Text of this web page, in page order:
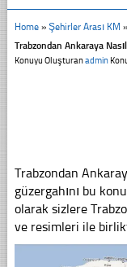
Home» Şehirler Arası KM »
Trabzondan Ankaraya
Konuyu Oluşturanadmin
Trabzondan
güzergahını bu
olarak sizlere
ve resimleri ile